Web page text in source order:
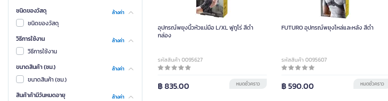
ชนิดของวัสดุ
ล้างค่า
ชนิดของวัสดุ
วิธีการใช้งาน
ล้างค่า
วิธีการใช้งาน
ขนาดสินค้า (ซม.)
ล้างค่า
ขนาดสินค้า (ซม.)
สินค้าค้ามีวันหมดอายุ
ล้างค่า
อุปกรณ์พยุงนิ้วหัวแม่มือ L/XL ฟูทูโร่ สีดำ
กล่อง
รหัสสินค้า 0095627
฿ 835.00 หมดชั่วคราว
FUTURO อุปกรณ์พยุงไหล่และหลัง สีดำ
รหัสสินค้า 0095607
฿ 590.00 หมดชั่วคราว